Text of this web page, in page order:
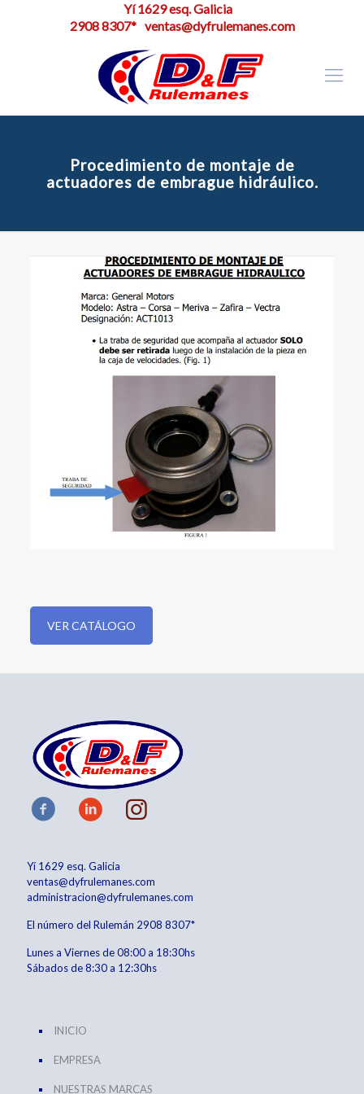
Yí 1629 esq. Galicia
2908 8307* ventas@dyfrulemanes.com
Procedimiento de montaje de
actuadores de embrague hidráulico.
VER CATÁLOGO
Yí 1629 esq. Galicia
ventas@dyfrulemanes.com
administracion@dyfrulemanes.com
El número del Rulemán 2908 8307*
Lunes a Viernes de 08:00 a 18:30hs
Sábados de 8:30 a 12:30hs
INICIO
EMPRESA
NUESTRAS MARCAS